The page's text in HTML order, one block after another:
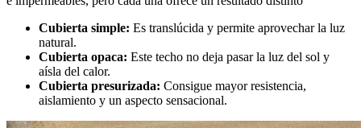
Cubierta simple: Es translúcida y permite aprovechar la luz
natural.
Cubierta opaca: Este techo no deja pasar la luz del sol y
aísla del calor.
Cubierta presurizada: Consigue mayor resistencia,
aislamiento y un aspecto sensacional.